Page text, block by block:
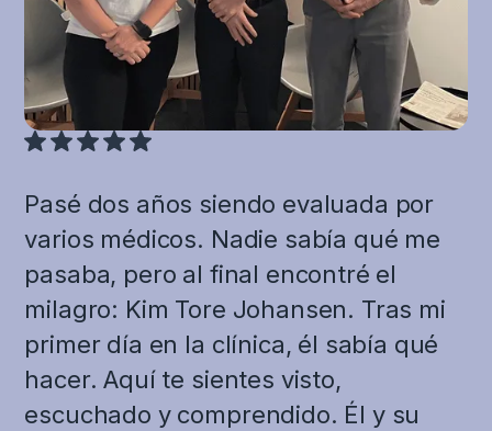
Pasé dos años siendo evaluada por
varios médicos. Nadie sabía qué me
pasaba, pero al final encontré el
milagro: Kim Tore Johansen. Tras mi
primer día en la clínica, él sabía qué
hacer. Aquí te sientes visto,
escuchado y comprendido. Él y su